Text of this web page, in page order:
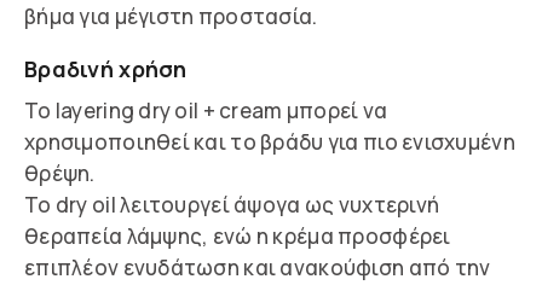
βήμα για μέγιστη προστασία.
Βραδινή χρήση
Το layering dry oil + cream μπορεί να
χρησιμοποιηθεί και το βράδυ για πιο ενισχυμένη
θρέψη.
Το dry oil λειτουργεί άψογα ως νυχτερινή
θεραπεία λάμψης, ενώ η κρέμα προσφέρει
επιπλέον ενυδάτωση και ανακούφιση από την